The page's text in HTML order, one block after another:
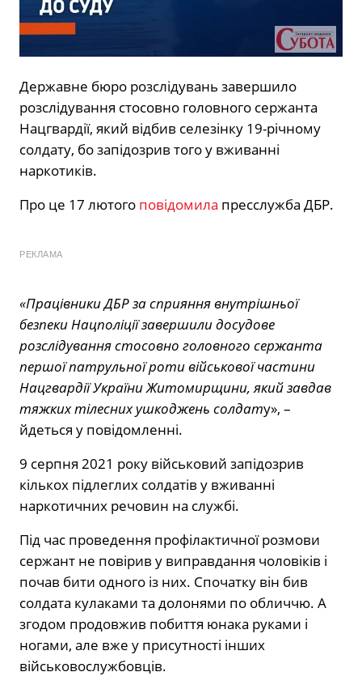
Державне бюро розслідувань завершило
розслідування стосовно головного сержанта
Нацгвардії, який відбив селезінку 19-річному
солдату, бо запідозрив того у вживанні
наркотиків.
Про це 17 лютого повідомила пресслужба ДБР.
РЕКЛАМА
«Працівники ДБР за сприяння внутрішньої
безпеки Нацполіції завершили досудове
розслідування стосовно головного сержанта
першої патрульної роти військової частини
Нацгвардії України Житомирщини, який завдав
тяжких тілесних ушкоджень солдату», –
йдеться у повідомленні.
9 серпня 2021 року військовий запідозрив
кількох підлеглих солдатів у вживанні
наркотичних речовин на службі.
Під час проведення профілактичної розмови
сержант не повірив у виправдання чоловіків і
почав бити одного із них. Спочатку він бив
солдата кулаками та долонями по обличчю. А
згодом продовжив побиття юнака руками і
ногами, але вже у присутності інших
військовослужбовців.